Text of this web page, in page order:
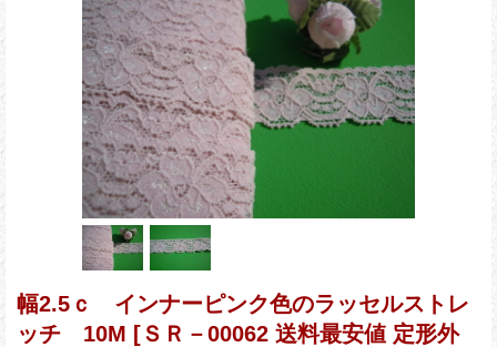
幅2.5ｃ インナーピンク色のラッセルストレ
ッチ 10M [ＳＲ－00062 送料最安値 定形外